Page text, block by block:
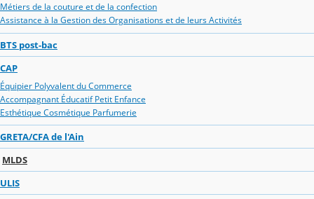
Métiers de la couture et de la confection
Assistance à la Gestion des Organisations et de leurs Activités
BTS post-bac
CAP
Équipier Polyvalent du Commerce
Accompagnant Éducatif Petit Enfance
Esthétique Cosmétique Parfumerie
GRETA/CFA de l'Ain
MLDS
ULIS